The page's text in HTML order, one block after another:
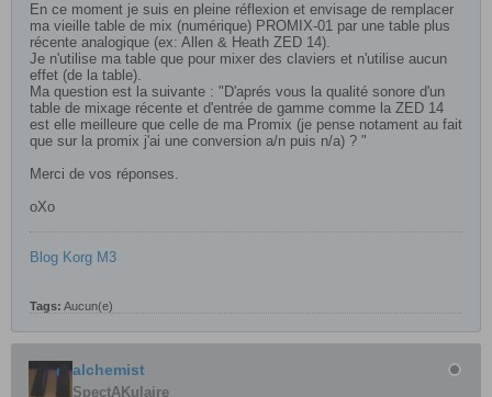
En ce moment je suis en pleine réflexion et envisage de remplacer
ma vieille table de mix (numérique) PROMIX-01 par une table plus
récente analogique (ex: Allen & Heath ZED 14).
Je n'utilise ma table que pour mixer des claviers et n'utilise aucun
effet (de la table).
Ma question est la suivante : "D'aprés vous la qualité sonore d'un
table de mixage récente et d'entrée de gamme comme la ZED 14
est elle meilleure que celle de ma Promix (je pense notament au fait
que sur la promix j'ai une conversion a/n puis n/a) ? "
Merci de vos réponses.
oXo
Blog Korg M3
Tags: Aucun(e)
alchemist
SpectAKulaire